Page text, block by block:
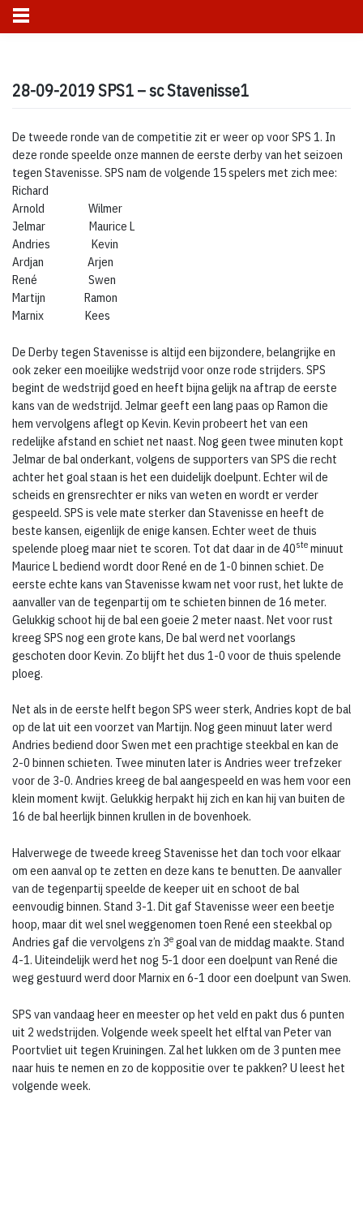
28-09-2019 SPS1 – sc Stavenisse1
De tweede ronde van de competitie zit er weer op voor SPS 1. In
deze ronde speelde onze mannen de eerste derby van het seizoen
tegen Stavenisse. SPS nam de volgende 15 spelers met zich mee:
Richard
Arnold Wilmer
Jelmar Maurice L
Andries Kevin
Ardjan Arjen
René Swen
Martijn Ramon
Marnix Kees
De Derby tegen Stavenisse is altijd een bijzondere, belangrijke en
ook zeker een moeilijke wedstrijd voor onze rode strijders. SPS
begint de wedstrijd goed en heeft bijna gelijk na aftrap de eerste
kans van de wedstrijd. Jelmar geeft een lang paas op Ramon die
hem vervolgens aflegt op Kevin. Kevin probeert het van een
redelijke afstand en schiet net naast. Nog geen twee minuten kopt
Jelmar de bal onderkant, volgens de supporters van SPS die recht
achter het goal staan is het een duidelijk doelpunt. Echter wil de
scheids en grensrechter er niks van weten en wordt er verder
gespeeld. SPS is vele mate sterker dan Stavenisse en heeft de
beste kansen, eigenlijk de enige kansen. Echter weet de thuis
spelende ploeg maar niet te scoren. Tot dat daar in de 40ste minuut
Maurice L bediend wordt door René en de 1-0 binnen schiet. De
eerste echte kans van Stavenisse kwam net voor rust, het lukte de
aanvaller van de tegenpartij om te schieten binnen de 16 meter.
Gelukkig schoot hij de bal een goeie 2 meter naast. Net voor rust
kreeg SPS nog een grote kans, De bal werd net voorlangs
geschoten door Kevin. Zo blijft het dus 1-0 voor de thuis spelende
ploeg.
Net als in de eerste helft begon SPS weer sterk, Andries kopt de bal
op de lat uit een voorzet van Martijn. Nog geen minuut later werd
Andries bediend door Swen met een prachtige steekbal en kan de
2-0 binnen schieten. Twee minuten later is Andries weer trefzeker
voor de 3-0. Andries kreeg de bal aangespeeld en was hem voor een
klein moment kwijt. Gelukkig herpakt hij zich en kan hij van buiten de
16 de bal heerlijk binnen krullen in de bovenhoek.
Halverwege de tweede kreeg Stavenisse het dan toch voor elkaar
om een aanval op te zetten en deze kans te benutten. De aanvaller
van de tegenpartij speelde de keeper uit en schoot de bal
eenvoudig binnen. Stand 3-1. Dit gaf Stavenisse weer een beetje
hoop, maar dit wel snel weggenomen toen René een steekbal op
Andries gaf die vervolgens z’n 3e goal van de middag maakte. Stand
4-1. Uiteindelijk werd het nog 5-1 door een doelpunt van René die
weg gestuurd werd door Marnix en 6-1 door een doelpunt van Swen.
SPS van vandaag heer en meester op het veld en pakt dus 6 punten
uit 2 wedstrijden. Volgende week speelt het elftal van Peter van
Poortvliet uit tegen Kruiningen. Zal het lukken om de 3 punten mee
naar huis te nemen en zo de koppositie over te pakken? U leest het
volgende week.